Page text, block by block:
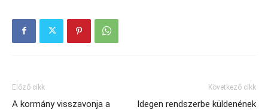
Előző cikk
A kormány visszavonja a
Következő cikk
Idegen rendszerbe küldenének